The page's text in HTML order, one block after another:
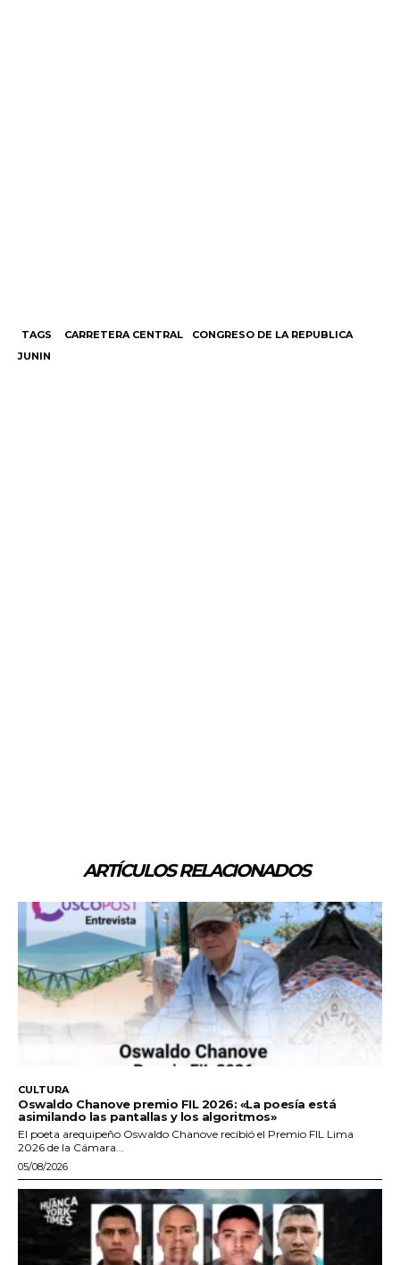
TAGS CARRETERA CENTRAL
CONGRESO DE LA REPUBLICA
JUNIN
ARTÍCULOS RELACIONADOS
CULTURA
Oswaldo Chanove premio FIL 2026: «La poesía está
asimilando las pantallas y los algoritmos»
El poeta arequipeño Oswaldo Chanove recibió el Premio FIL Lima
2026 de la Cámara...
05/08/2026